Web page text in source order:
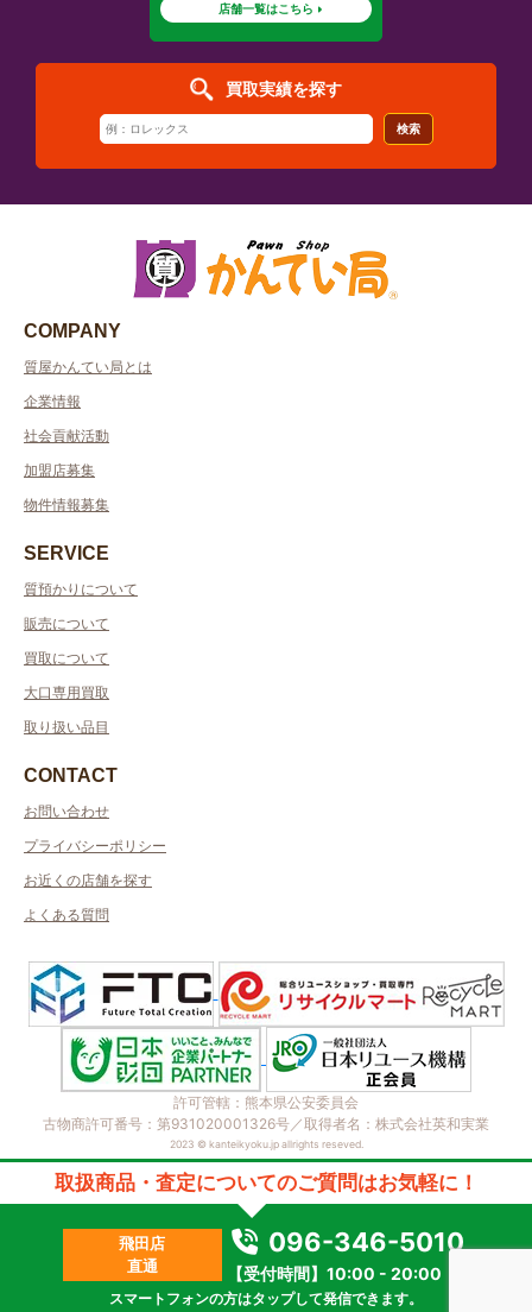
店舗一覧はこちら
買取実績を探す
検索
COMPANY
質屋かんてい局とは
企業情報
社会貢献活動
加盟店募集
物件情報募集
SERVICE
質預かりについて
販売について
買取について
大口専用買取
取り扱い品目
CONTACT
お問い合わせ
プライバシーポリシー
お近くの店舗を探す
よくある質問
許可管轄：熊本県公安委員会
古物商許可番号：第931020001326号／取得者名：株式会社英和実業
2023 © kanteikyoku.jp allrights reseved.
取扱商品・査定についてのご質問はお気軽に！
飛田店
直通
096-346-5010
【受付時間】10:00 - 20:00
スマートフォンの方はタップして発信できます。